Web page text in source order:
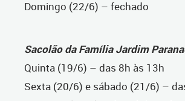
Domingo (22/6) – fechado
Sacolão da Família Jardim
Quinta (19/6) – das 8h às 13h
Sexta (20/6) e sábado (21/6) –